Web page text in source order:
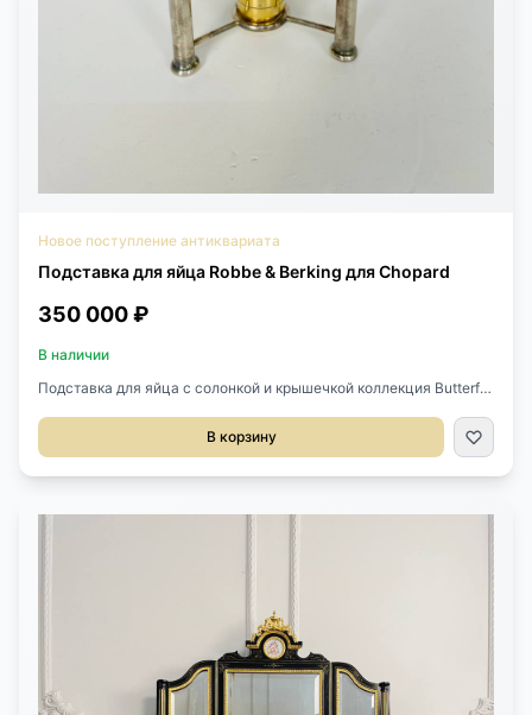
Новое поступление антиквариата
Подставка для яйца Robbe & Berking для Chopard
350 000 ₽
В наличии
Подставка для яйца с солонкой и крышечкой коллекция Butterfly
стерлингового серебра 925 пробы.300 гр.Диаметр 10
В корзину